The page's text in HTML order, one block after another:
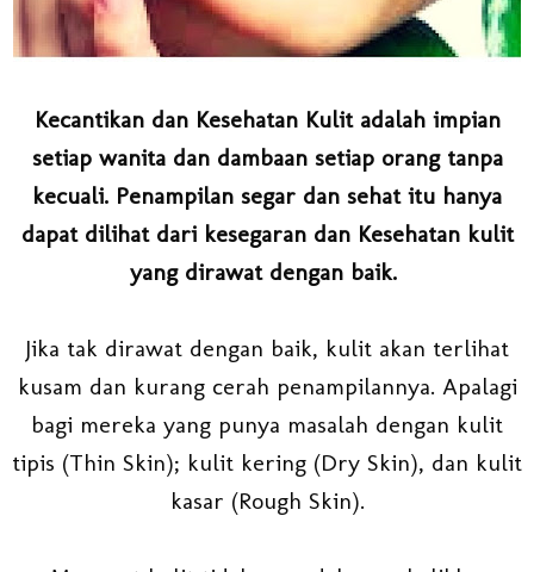
Kecantikan dan Kesehatan Kulit adalah impian
setiap wanita dan dambaan setiap orang tanpa
kecuali. Penampilan segar dan sehat itu hanya
dapat dilihat dari kesegaran dan Kesehatan kulit
yang dirawat dengan baik.
Jika tak dirawat dengan baik, kulit akan terlihat
kusam dan kurang cerah penampilannya. Apalagi
bagi mereka yang punya masalah dengan kulit
tipis (Thin Skin); kulit kering (Dry Skin), dan kulit
kasar (Rough Skin).